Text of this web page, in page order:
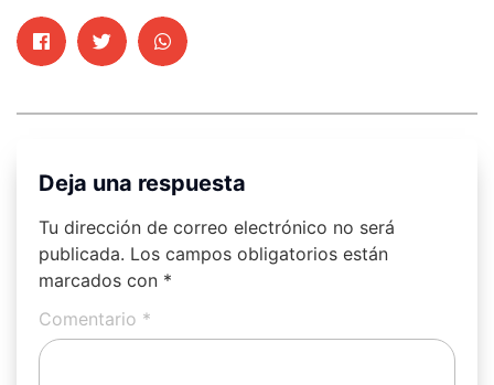
Deja una respuesta
Tu dirección de correo electrónico no será
publicada. Los campos obligatorios están
marcados con *
Comentario *